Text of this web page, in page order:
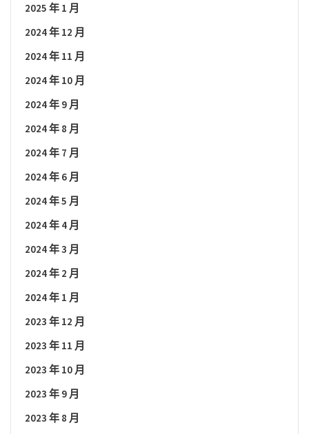
2025 年 1 月
2024 年 12 月
2024 年 11 月
2024 年 10 月
2024 年 9 月
2024 年 8 月
2024 年 7 月
2024 年 6 月
2024 年 5 月
2024 年 4 月
2024 年 3 月
2024 年 2 月
2024 年 1 月
2023 年 12 月
2023 年 11 月
2023 年 10 月
2023 年 9 月
2023 年 8 月